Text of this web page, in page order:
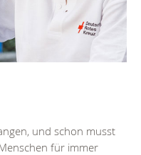
und schon musst
für immer